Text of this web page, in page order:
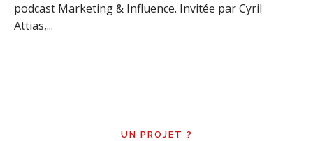
podcast Marketing & Influence. Invitée par Cyril
Attias,...
UN PROJET ?